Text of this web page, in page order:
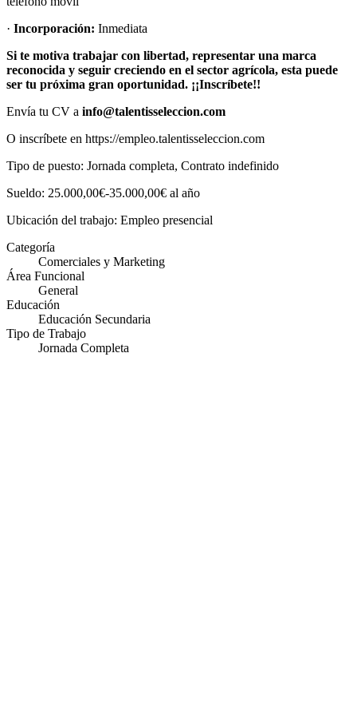
· Incorporación: Inmediata
Si te motiva trabajar con libertad, representar una marca
reconocida y seguir creciendo en el sector agrícola, esta puede
ser tu próxima gran oportunidad. ¡¡Inscríbete!!
Envía tu CV a info@talentisseleccion.com
O inscríbete en https://empleo.talentisseleccion.com
Tipo de puesto: Jornada completa, Contrato indefinido
Sueldo: 25.000,00€-35.000,00€ al año
Ubicación del trabajo: Empleo presencial
Categoría
Comerciales y Marketing
Área Funcional
General
Educación
Educación Secundaria
Tipo de Trabajo
Jornada Completa